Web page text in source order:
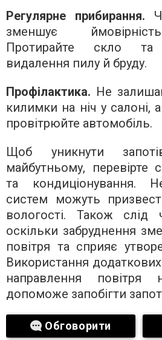
Регулярне прибирання.
зменшує
Протирайте скло
видалення пилу й бруду.
Профілактика. Не
килимки на ніч у салоні,
провітрюйте автомобіль.
Щоб уникнути
майбутньому, перевірте
та кондиціонування.
систем можуть
вологості. Також слід
оскільки забруднення
повітря та сприяє
Використання
направлення
допоможе запобігти
Обговорити